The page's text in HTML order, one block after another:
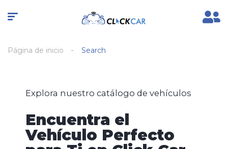
Página de inicio Search
Explora nuestro catálogo de vehículos
Encuentra el
Vehículo Perfecto